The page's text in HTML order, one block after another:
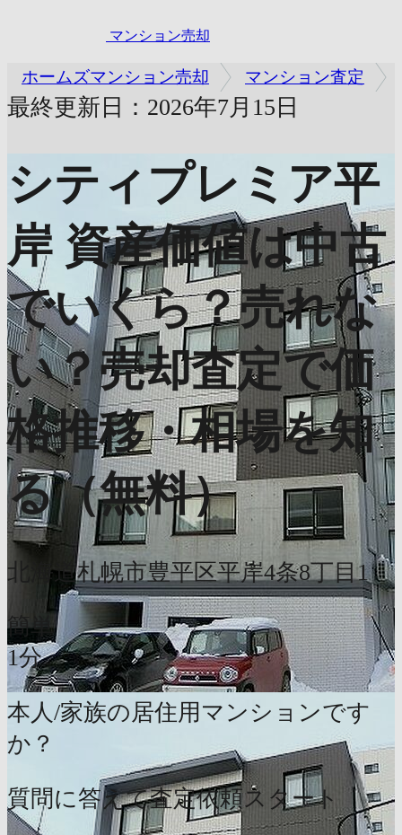
マンション売却
ホームズマンション売却 マンション査定
最終更新日：2026年7月15日
シティプレミア平
岸 資産価値は中古
でいくら？売れな
い？売却査定で価
格推移・相場を知
る（無料）
北海道札幌市豊平区平岸4条8丁目1
簡単
1分
本人/家族の居住用マンションです
か？
質問に答えて査定依頼スタート